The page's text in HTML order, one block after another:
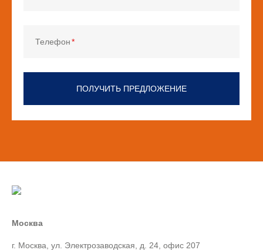
Телефон
ПОЛУЧИТЬ ПРЕДЛОЖЕНИЕ
Москва
г. Москва, ул. Электрозаводская, д. 24, офис 207